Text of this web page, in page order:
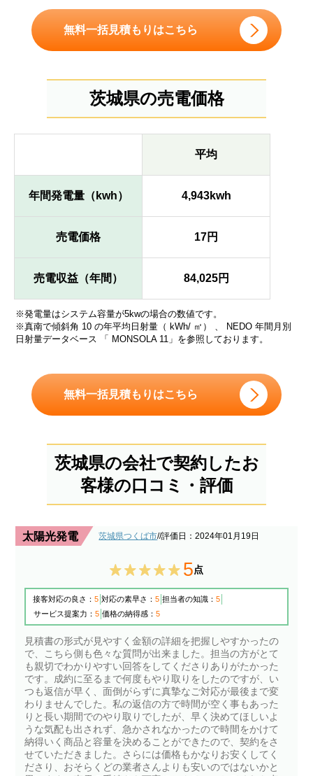
無料一括見積もりはこちら
茨城県の売電価格
平均
年間発電量（kwh） 4,943kwh
売電価格 17円
売電収益（年間） 84,025円
※発電量はシステム容量が5kwの場合の数値です。
※真南で傾斜角 10 の年平均日射量（ kWh/ ㎡） 、 NEDO 年間月別
日射量データベース 「 MONSOLA 11」を参照しております。
無料一括見積もりはこちら
茨城県の会社で契約したお
客様の口コミ・評価
太陽光発電 茨城県つくば市//評価日：2024年01月19日
5点
接客対応の良さ：5 対応の素早さ：5 担当者の知識：5
サービス提案力：5 価格の納得感：5
見積書の形式が見やすく金額の詳細を把握しやすかったの
で、こちら側も色々な質問が出来ました。担当の方がとて
も親切でわかりやすい回答をしてくださりありがたかった
です。成約に至るまで何度もやり取りをしたのですが、い
つも返信が早く、面倒がらずに真摯なご対応が最後まで変
わりませんでした。私の返信の方で時間が空く事もあった
りと長い期間でのやり取りでしたが、早く決めてほしいよ
うな気配も出されず、急かされなかったので時間をかけて
納得いく商品と容量を決めることができたので、契約をさ
せていただきました。さらには価格もかなりお安くしてく
ださり、おそらくどの業者さんよりも安いのではないかと